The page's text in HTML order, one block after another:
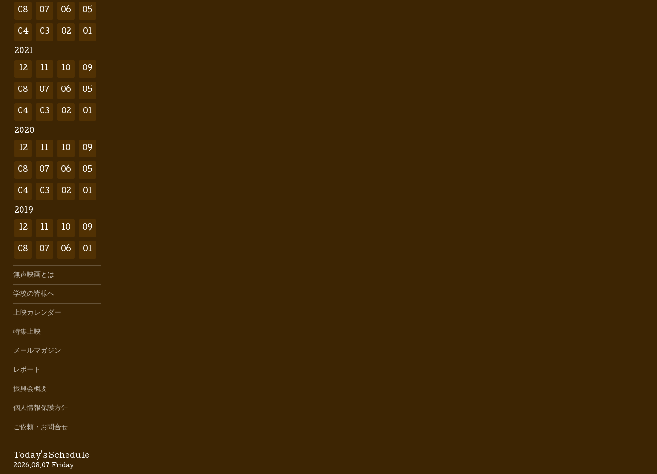
08 07 06 05
04 03 02 01
2021
12 11 10 09
08 07 06 05
04 03 02 01
2020
12 11 10 09
08 07 06 05
04 03 02 01
2019
12 11 10 09
08 07 06 01
無声映画とは
学校の皆様へ
上映カレンダー
特集上映
メールマガジン
レポート
振興会概要
個人情報保護方針
ご依頼・お問合せ
Today's Schedule
2026.08.07 Friday